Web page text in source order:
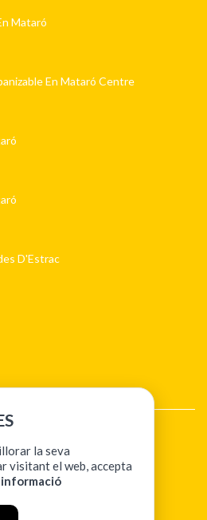
Mataró
En Mataró Centre
D'Estrac
la seva
visitant el web, accepta
informació